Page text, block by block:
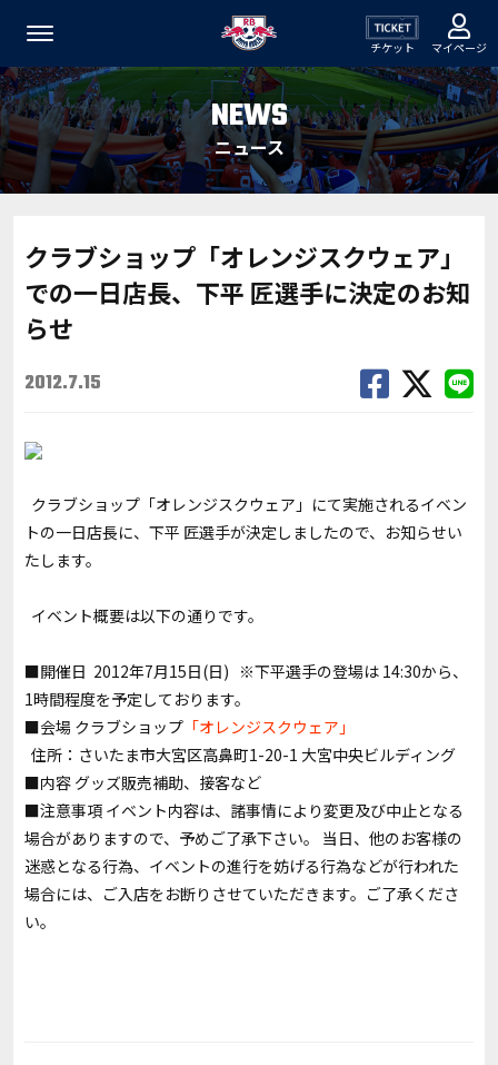
チケット マイページ
NEWS
ニュース
クラブショップ「オレンジスクウェア」
での一日店長、下平 匠選手に決定のお知
らせ
2012.7.15
クラブショップ「オレンジスクウェア」にて実施されるイベン
トの一日店長に、下平 匠選手が決定しましたので、お知らせい
たします。
イベント概要は以下の通りです。
■開催日 2012年7月15日(日) ※下平選手の登場は 14:30から、
1時間程度を予定しております。
■会場 クラブショップ 「オレンジスクウェア」
住所：さいたま市大宮区高鼻町1-20-1 大宮中央ビルディング
■内容 グッズ販売補助、接客など
■注意事項 イベント内容は、諸事情により変更及び中止となる
場合がありますので、予めご了承下さい。 当日、他のお客様の
迷惑となる行為、イベントの進行を妨げる行為などが行われた
場合には、ご入店をお断りさせていただきます。ご了承くださ
い。